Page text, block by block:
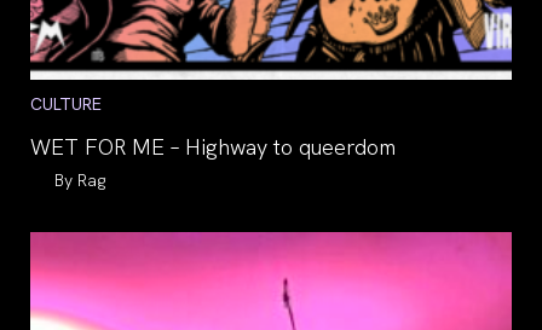
Post
CULTURE
WET FOR ME – Highway to queerdom
Auteur/autrice
publication :
Rag